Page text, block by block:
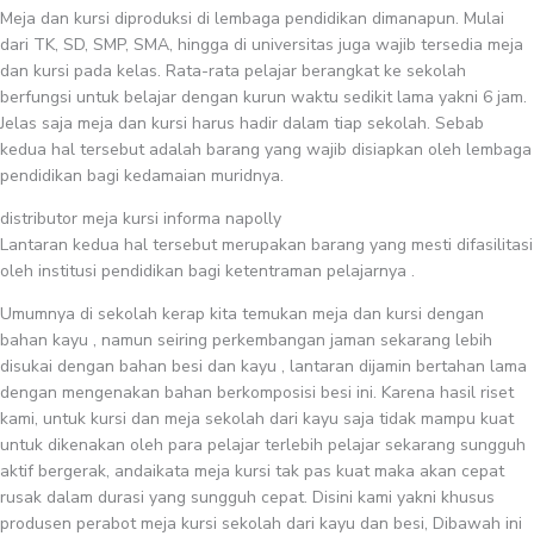
Meja dan kursi diproduksi di lembaga pendidikan dimanapun. Mulai
dari TK, SD, SMP, SMA, hingga di universitas juga wajib tersedia meja
dan kursi pada kelas. Rata-rata pelajar berangkat ke sekolah
berfungsi untuk belajar dengan kurun waktu sedikit lama yakni 6 jam.
Jelas saja meja dan kursi harus hadir dalam tiap sekolah. Sebab
kedua hal tersebut adalah barang yang wajib disiapkan oleh lembaga
pendidikan bagi kedamaian muridnya.
distributor meja kursi informa napolly
Lantaran kedua hal tersebut merupakan barang yang mesti difasilitasi
oleh institusi pendidikan bagi ketentraman pelajarnya .
Umumnya di sekolah kerap kita temukan meja dan kursi dengan
bahan kayu , namun seiring perkembangan jaman sekarang lebih
disukai dengan bahan besi dan kayu , lantaran dijamin bertahan lama
dengan mengenakan bahan berkomposisi besi ini. Karena hasil riset
kami, untuk kursi dan meja sekolah dari kayu saja tidak mampu kuat
untuk dikenakan oleh para pelajar terlebih pelajar sekarang sungguh
aktif bergerak, andaikata meja kursi tak pas kuat maka akan cepat
rusak dalam durasi yang sungguh cepat. Disini kami yakni khusus
produsen perabot meja kursi sekolah dari kayu dan besi, Dibawah ini